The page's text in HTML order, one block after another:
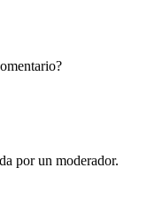
por un moderador.